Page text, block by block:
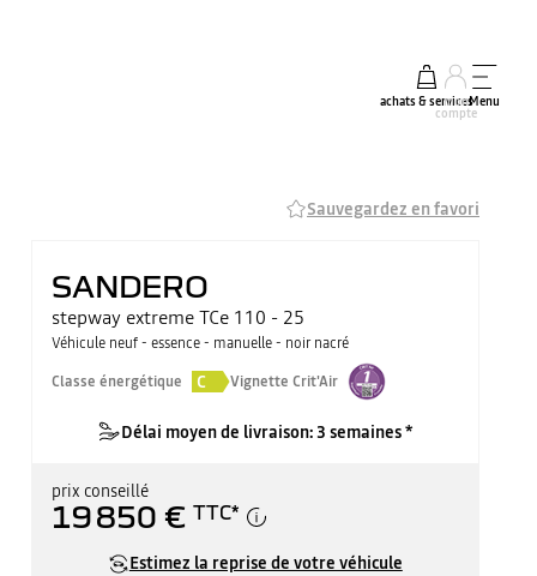
achats & services
mon
compte
Menu
Sauvegardez en favori
SANDERO
stepway extreme TCe 110 - 25
Véhicule neuf - essence - manuelle - noir nacré
Classe énergétique
C Vignette Crit'Air
Délai moyen de livraison: 3 semaines *
prix conseillé
19 850 € TTC*
Estimez la reprise de votre véhicule